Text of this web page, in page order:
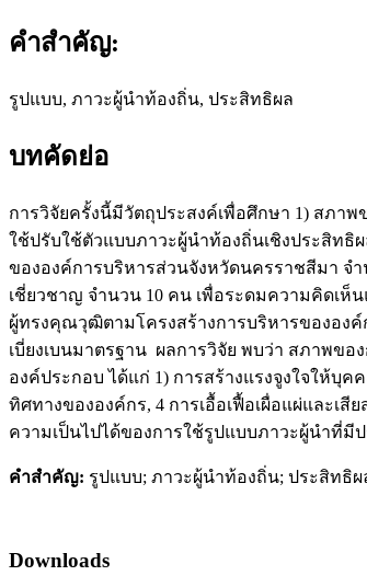
คำสำคัญ:
รูปแบบ, ภาวะผู้นำท้องถิ่น, ประสิทธิผล
บทคัดย่อ
การวิจัยครั้งนี้มีวัตถุประสงค์เพื่อศึกษา 1) สภา
ใช้ปรับใช้ตัวแบบภาวะผู้นำท้องถิ่นเชิงประสิทธิ
ขององค์การบริหารส่วนจังหวัดนครราชสีมา จ
เชี่ยวชาญ จำนวน 10 คน เพื่อระดมความคิดเ
ผู้ทรงคุณวุฒิตามโครงสร้างการบริหารขององค์
เบี่ยงเบนมาตรฐาน ผลการวิจัย พบว่า สภาพข
องค์ประกอบ ได้แก่ 1) การสร้างแรงจูงใจให้บุ
ทิศทางขององค์กร, 4 การเอื้อเฟื้อเผื่อแผ่และเ
ความเป็นไปได้ของการใช้รูปแบบภาวะผู้นำที่
คำสำคัญ: รูปแบบ; ภาวะผู้นำท้องถิ่น; ประสิทธิผ
Downloads